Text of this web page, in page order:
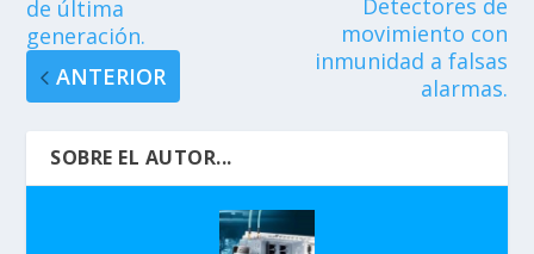
de última
generación.
ANTERIOR
Detectores de
movimiento con
inmunidad a falsas
alarmas.
SOBRE EL AUTOR...